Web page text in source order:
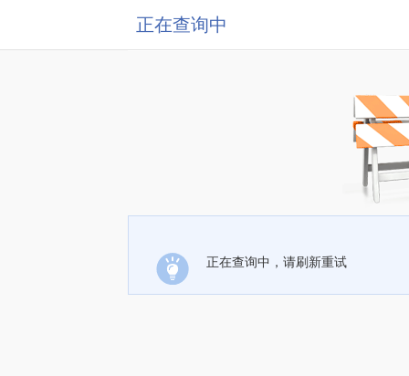
正在查询中
正在查询中，请刷新重试